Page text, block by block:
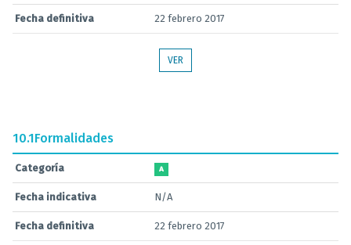
Fecha definitiva 22 febrero 2017
VER
10.1Formalidades
Categoría A
Fecha indicativa N/A
Fecha definitiva 22 febrero 2017